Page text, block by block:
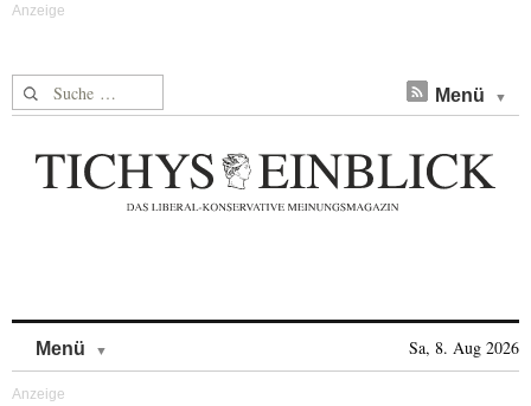
Suche nach: Menü
Menü Sa, 8. Aug 2026